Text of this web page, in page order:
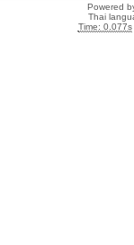
Powered
Thai
Time: 0.077s